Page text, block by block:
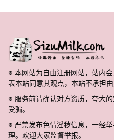
※ 本网站为自由注册网站，站内
表本站同意其观点，本站不承担
※ 服务前请确认对方资质，夸大
受骗。
※ 严禁发布色情淫秽信息，一经
理。欢迎大家监督举报。